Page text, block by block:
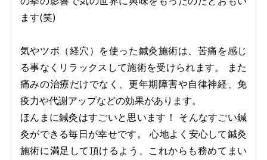
ます(笑)
気やツボ（経穴）を使った鍼灸施術は、苦痛を感じ
る事なくリラックスして施術を受けられます。 また
痛みの治療だけでなく、更年期障害や自律神経、免
疫力や代謝アップなどの効果があります。
ほんまに鍼灸はすごいと思います！ そんなすごい鍼
灸ができる毎日が幸せです。 心地よく安心して鍼灸
施術に満足して頂けるよう、これからも務めてまい